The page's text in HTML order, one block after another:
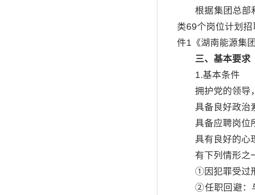
根据集团总部
类69个岗位计划
件1《湖南能源集
三、基本要求
1.基本条件
拥护党的领导
具备良好政治
具备应聘岗位
具有良好的心
有下列情形之
①因犯罪受过
②任职回避：